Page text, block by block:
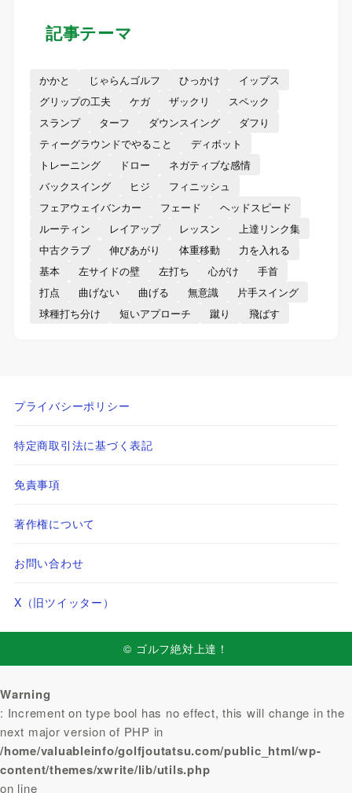
記事テーマ
かかと じゃらんゴルフ ひっかけ
イップス
グリップの工夫
ケガ ザックリ
スペック
スランプ
ターフ ダウンスイング
ダフり
ティーグラウンドでやること
ディボット
トレーニング
ドロー
ネガティブな感情
バックスイング
ヒジ
フィニッシュ
フェアウェイバンカー
フェード
ヘッドスピード
ルーティン
レイアップ レッスン
上達リンク集
中古クラブ
伸びあがり 体重移動
力を入れる
基本
左サイドの壁 左打ち 心がけ
手首
打点
曲げない 曲げる 無意識
片手スイング
球種打ち分け
短いアプローチ 蹴り 飛ばす
プライバシーポリシー
特定商取引法に基づく表記
免責事項
著作権について
お問い合わせ
X（旧ツイッター）
© ゴルフ絶対上達！
Warning
: Increment on type bool has no effect, this will change in the
next major version of PHP in
/home/valuableinfo/golfjoutatsu.com/public_html/wp-
content/themes/xwrite/lib/utils.php
on line